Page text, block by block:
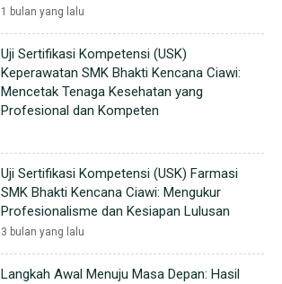
1 bulan yang lalu
Uji Sertifikasi Kompetensi (USK)
Keperawatan SMK Bhakti Kencana Ciawi:
Mencetak Tenaga Kesehatan yang
Profesional dan Kompeten
Uji Sertifikasi Kompetensi (USK) Farmasi
SMK Bhakti Kencana Ciawi: Mengukur
Profesionalisme dan Kesiapan Lulusan
3 bulan yang lalu
Langkah Awal Menuju Masa Depan: Hasil